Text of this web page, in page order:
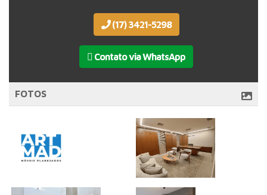
(17) 3421-5298
Contato via WhatsApp
FOTOS